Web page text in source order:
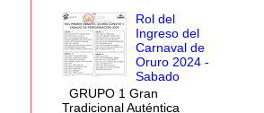
Rol del
Ingreso del
Carnaval de
Oruro 2024 -
Sabado
GRUPO 1 Gran
Tradicional Auténtica